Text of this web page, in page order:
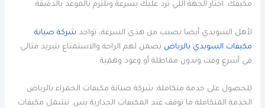
مكيفك. اختار الجهة اللي ترد عليك بسرعة وتلتزم بالموعد بالدقيقة.
لأهل السويدي أيضا نصيب من هذي السرعة، تواجد شركة صيانة
مكيفات السويدي بالرياض يضمن لهم الراحة والاستمتاع بتبريد مثالي
في أسرع وقت وبدون مماطلة أو وعود وهمية.
للحصول على خدمة متكاملة: شركة صيانة مكيفات الحمراء بالرياض
الخدمة المتكاملة ما توقف عند المكيفات الجدارية بس. تشمل مكيفات